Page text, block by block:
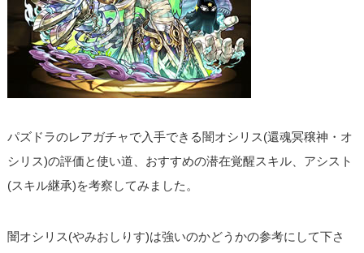
パズドラのレアガチャで入手できる闇オシリス(還魂冥穣神・オ
シリス)の評価と使い道、おすすめの潜在覚醒スキル、アシスト
(スキル継承)を考察してみました。
闇オシリス(やみおしりす)は強いのかどうかの参考にして下さ